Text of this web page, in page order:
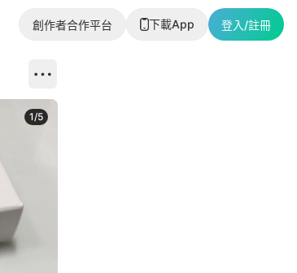
創作者合作平台 下載App 登入/註冊
1/5